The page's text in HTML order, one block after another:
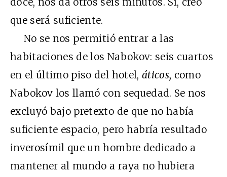
que será suficiente.
No se nos permitió entrar a las
habitaciones de los Nabokov: seis cuartos
en el último piso del hotel, áticos, como
Nabokov los llamó con sequedad. Se nos
excluyó bajo pretexto de que no había
suficiente espacio, pero habría resultado
inverosímil que un hombre dedicado a
mantener al mundo a raya no hubiera